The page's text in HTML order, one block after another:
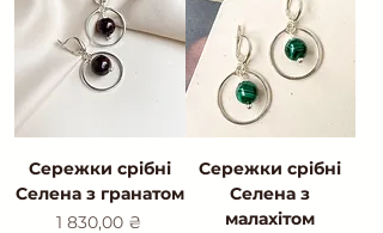
Сережки срібні
Селена з гранатом
Ціна
1 830,00 ₴
Сережки срібні
Селена з
малахітом